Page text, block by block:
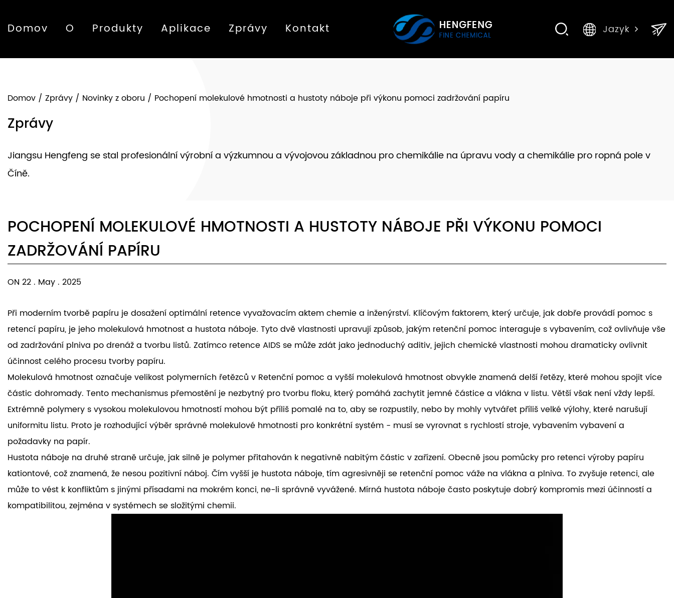
Domov O Produkty Aplikace Zprávy Kontakt Jazyk
Domov / Zprávy / Novinky z oboru / Pochopení molekulové hmotnosti a hustoty náboje při výkonu pomoci zadržování papíru
Zprávy
Jiangsu Hengfeng se stal profesionální výrobní a výzkumnou a vývojovou základnou pro chemikálie na úpravu vody a chemikálie pro ropná pole v
Číně.
POCHOPENÍ MOLEKULOVÉ HMOTNOSTI A HUSTOTY NÁBOJE PŘI VÝKONU POMOCI
ZADRŽOVÁNÍ PAPÍRU
ON 22 . May . 2025
Při moderním tvorbě papíru je dosažení optimální retence vyvažovacím aktem chemie a inženýrství. Klíčovým faktorem, který určuje, jak dobře provádí pomoc s
retencí papíru, je jeho molekulová hmotnost a hustota náboje. Tyto dvě vlastnosti upravují způsob, jakým retenční pomoc interaguje s vybavením, což ovlivňuje vše
od zadržování plniva po drenáž a tvorbu listů. Zatímco retence AIDS se může zdát jako jednoduchý aditiv, jejich chemické vlastnosti mohou dramaticky ovlivnit
účinnost celého procesu tvorby papíru.
Molekulová hmotnost označuje velikost polymerních řetězců v Retenční pomoc a vyšší molekulová hmotnost obvykle znamená delší řetězy, které mohou spojit více
částic dohromady. Tento mechanismus přemostění je nezbytný pro tvorbu floku, který pomáhá zachytit jemné částice a vlákna v listu. Větší však není vždy lepší.
Extrémně polymery s vysokou molekulovou hmotností mohou být příliš pomalé na to, aby se rozpustily, nebo by mohly vytvářet příliš velké výlohy, které narušují
uniformitu listu. Proto je rozhodující výběr správné molekulové hmotnosti pro konkrétní systém - musí se vyrovnat s rychlostí stroje, vybavením vybavení a
požadavky na papír.
Hustota náboje na druhé straně určuje, jak silně je polymer přitahován k negativně nabitým částic v zařízení. Obecně jsou pomůcky pro retenci výroby papíru
kationtové, což znamená, že nesou pozitivní náboj. Čím vyšší je hustota náboje, tím agresivněji se retenční pomoc váže na vlákna a plniva. To zvyšuje retenci, ale
může to vést k konfliktům s jinými přísadami na mokrém konci, ne-li správně vyvážené. Mírná hustota náboje často poskytuje dobrý kompromis mezi účinností a
kompatibilitou, zejména v systémech se složitými chemii.